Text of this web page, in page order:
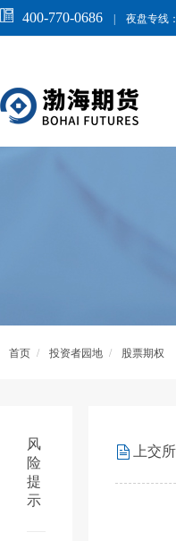
400-770-0686 夜盘专线：
首页 / 投资者园地 / 股票期权
风
险
提
示